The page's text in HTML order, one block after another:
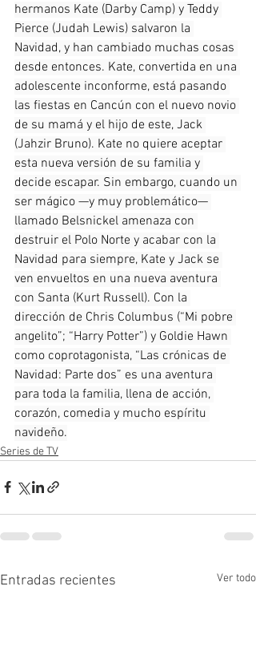
hermanos Kate (Darby Camp) y Teddy
Pierce (Judah Lewis) salvaron la
Navidad, y han cambiado muchas cosas
desde entonces. Kate, convertida en una
adolescente inconforme, está pasando
las fiestas en Cancún con el nuevo novio
de su mamá y el hijo de este, Jack
(Jahzir Bruno). Kate no quiere aceptar
esta nueva versión de su familia y
decide escapar. Sin embargo, cuando un
ser mágico —y muy problemático—
llamado Belsnickel amenaza con
destruir el Polo Norte y acabar con la
Navidad para siempre, Kate y Jack se
ven envueltos en una nueva aventura
con Santa (Kurt Russell). Con la
dirección de Chris Columbus (“Mi pobre
angelito”; “Harry Potter”) y Goldie Hawn
como coprotagonista, “Las crónicas de
Navidad: Parte dos” es una aventura
para toda la familia, llena de acción,
corazón, comedia y mucho espíritu
navideño.
Series de TV
Entradas recientes Ver todo